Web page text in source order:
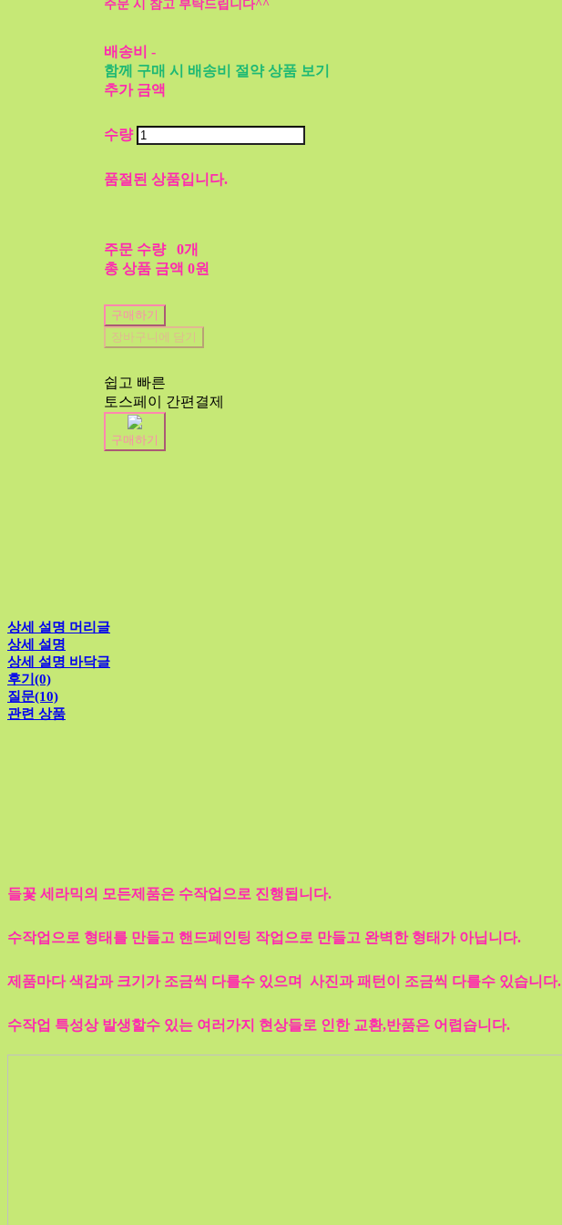
주문 시 참고 부탁드립니다^^
배송비-
함께 구매 시 배송비 절약 상품 보기
추가 금액
수량
품절된 상품입니다.
주문 수량
0개
총 상품 금액 0원
구매하기
장바구니에 담기
쉽고 빠른
토스페이 간편결제
구매하기
상세 설명 머리글
상세 설명
상세 설명 바닥글
후기(0)
질문(10)
관련 상품
들꽃 세라믹의 모든제품은 수작업으로 진행됩니다.
수작업으로 형태를 만들고 핸드페인팅 작업으로 만들고 완벽한 형태가 아닙니다.
제품마다 색감과 크기가 조금씩 다를수 있으며 사진과 패턴이 조금씩 다를수 있습니다.
수작업 특성상 발생할수 있는 여러가지 현상들로 인한 교환,반품은 어렵습니다.